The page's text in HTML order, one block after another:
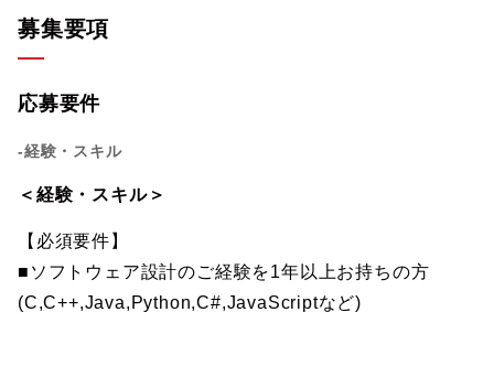
募集要項
応募要件
-経験・スキル
＜経験・スキル＞
【必須要件】
■ソフトウェア設計のご経験を1年以上お持ちの方
(C,C++,Java,Python,C#,JavaScriptなど)